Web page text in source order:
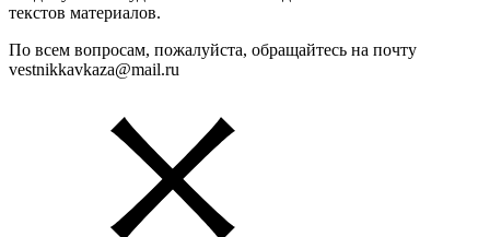
текстов материалов.
По всем вопросам, пожалуйста, обращайтесь на почту
vestnikkavkaza@mail.ru